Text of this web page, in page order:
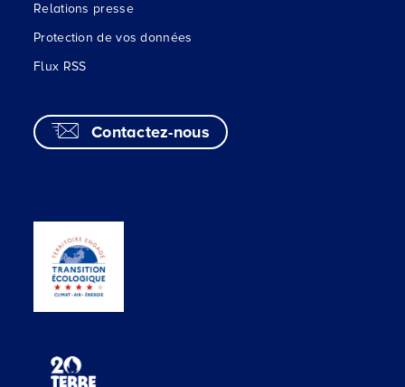
Relations presse
Protection de vos données
Flux RSS
Contactez-nous